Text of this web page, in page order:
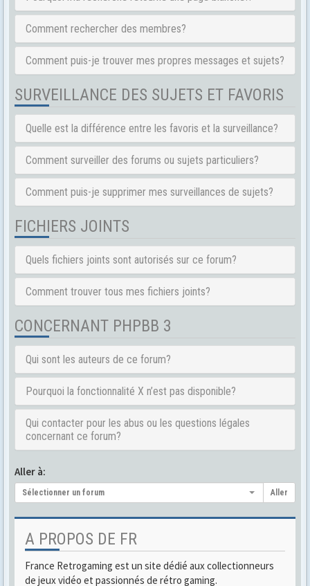
Comment rechercher des membres?
Comment puis-je trouver mes propres messages et sujets?
SURVEILLANCE DES SUJETS ET FAVORIS
Quelle est la différence entre les favoris et la surveillance?
Comment surveiller des forums ou sujets particuliers?
Comment puis-je supprimer mes surveillances de sujets?
FICHIERS JOINTS
Quels fichiers joints sont autorisés sur ce forum?
Comment trouver tous mes fichiers joints?
CONCERNANT PHPBB 3
Qui sont les auteurs de ce forum?
Pourquoi la fonctionnalité X n’est pas disponible?
Qui contacter pour les abus ou les questions légales
concernant ce forum?
Aller à:
Sélectionner un forum Aller
A PROPOS DE FR
France Retrogaming est un site dédié aux collectionneurs
de jeux vidéo et passionnés de rétro gaming.